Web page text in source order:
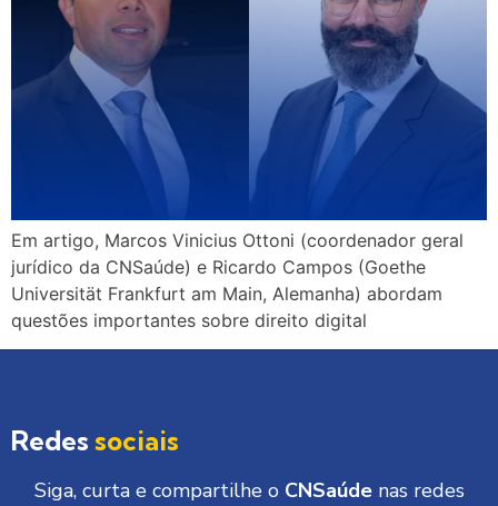
Em artigo, Marcos Vinicius Ottoni (coordenador geral
jurídico da CNSaúde) e Ricardo Campos (Goethe
Universität Frankfurt am Main, Alemanha) abordam
questões importantes sobre direito digital
Redes sociais
Siga, curta e compartilhe o CNSaúdenas redes